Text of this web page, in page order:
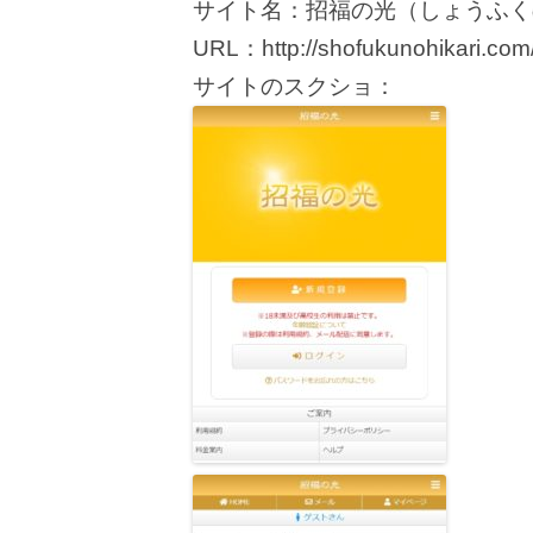
サイト名：招福の光（しょうふく
URL：http://
サイトのスクショ：